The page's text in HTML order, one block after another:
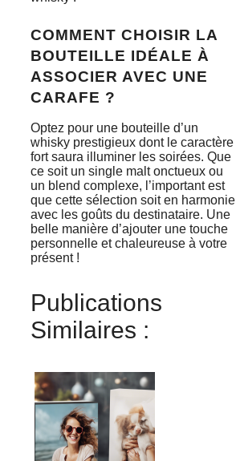
COMMENT CHOISIR LA
BOUTEILLE IDÉALE À
ASSOCIER AVEC UNE
CARAFE ?
Optez pour une bouteille d’un
whisky prestigieux dont le caractère
fort saura illuminer les soirées. Que
ce soit un single malt onctueux ou
un blend complexe, l’important est
que cette sélection soit en harmonie
avec les goûts du destinataire. Une
belle manière d’ajouter une touche
personnelle et chaleureuse à votre
présent !
Publications
Similaires :